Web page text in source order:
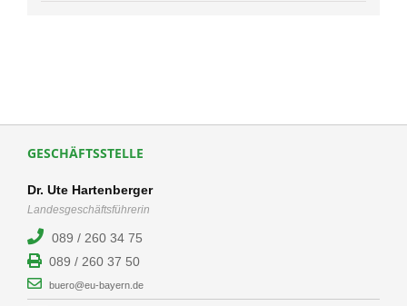
GESCHÄFTSSTELLE
Dr. Ute Hartenberger
Landesgeschäftsführerin
089 / 260 34 75
089 / 260 37 50
buero@eu-bayern.de